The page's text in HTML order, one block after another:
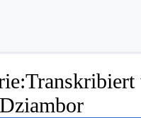
:Transkribiert